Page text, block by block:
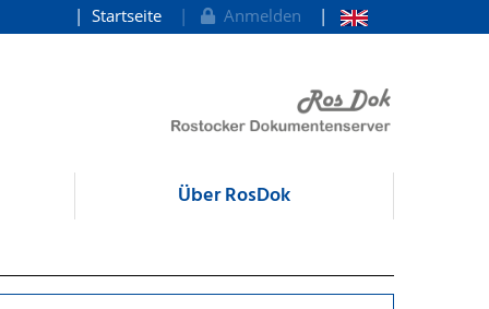
Startseite Anmelden
Über RosDok